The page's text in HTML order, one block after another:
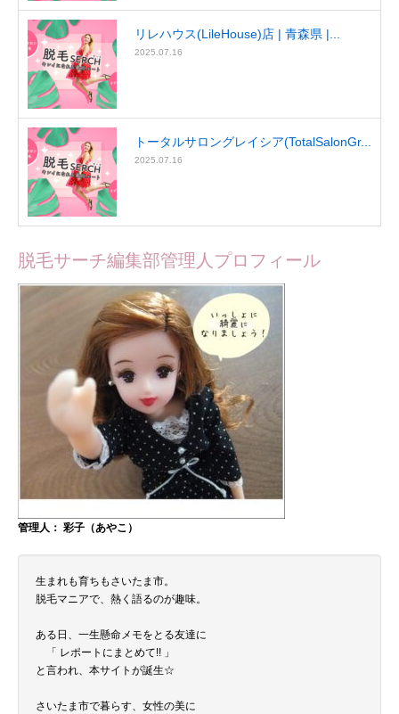
リレハウス(LileHouse)店 | 青森県 |...
2025.07.16
トータルサロングレイシア(TotalSalonGr...
2025.07.16
脱毛サーチ編集部管理人プロフィール
管理人： 彩子（あやこ）
生まれも育ちもさいたま市。
脱毛マニアで、熱く語るのが趣味。
ある日、一生懸命メモをとる友達に
「 レポートにまとめて!! 」
と言われ、本サイトが誕生☆
さいたま市で暮らす、女性の美に